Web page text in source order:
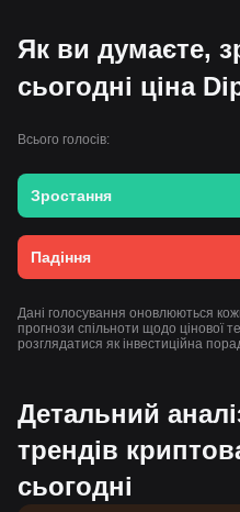
Як ви думаєте,
сьогодні ціна
Всього голосів:
Зростання
Падіння
Дані голосування оновлюються
прогнози спільноти щодо цінової
розглядатися як інвестиційна
Детальний
трендів
сьогодні